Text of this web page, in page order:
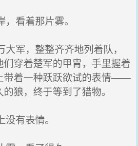
看着那片雾。
军，整整齐齐地列着队，
穿着楚军的甲胄，手里握着
带着一种跃跃欲试的表情——
狼，终于等到了猎物。
有表情。